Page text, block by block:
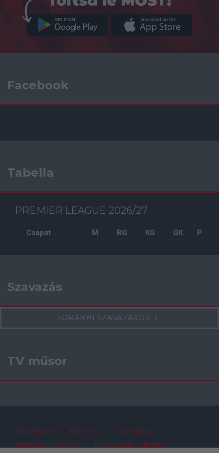
Facebook
Tabella
PREMIER LEAGUE 2026/27
Csapat M RG KG GK P
Szavazás
KORÁBBI SZAVAZÁSOK
TV műsor
Impresszum Kapcsolat
Szerzői jog
Adatvédelmi irányelv
Felhasználói feltételek